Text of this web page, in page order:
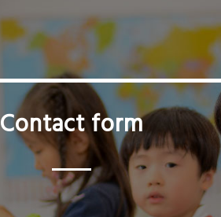
Contact form